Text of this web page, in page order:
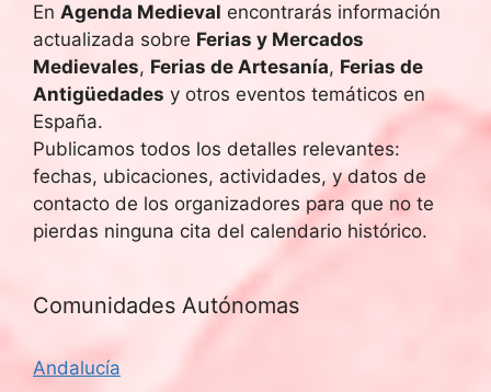
En Agenda Medieval encontrarás información
actualizada sobre Ferias y Mercados
Medievales, Ferias de Artesanía, Ferias de
Antigüedades y otros eventos temáticos en
España.
Publicamos todos los detalles relevantes:
fechas, ubicaciones, actividades, y datos de
contacto de los organizadores para que no te
pierdas ninguna cita del calendario histórico.
Comunidades Autónomas
Andalucía